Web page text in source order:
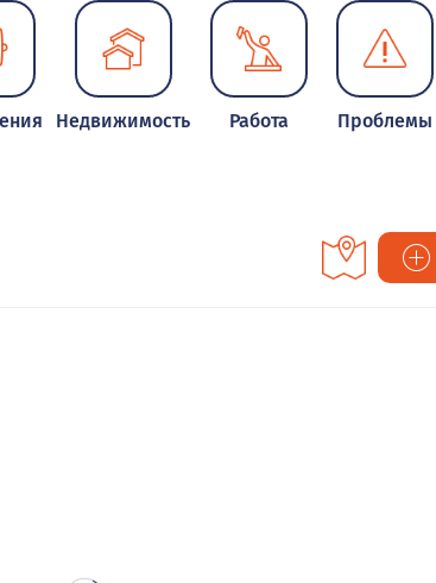
Недвижимость Работа Проблемы